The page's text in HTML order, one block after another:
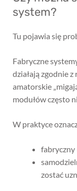
system?
Tu pojawia się
Fabryczne
działają zgodnie
amatorskie
modułów często
W praktyce
fabryczny
zostać